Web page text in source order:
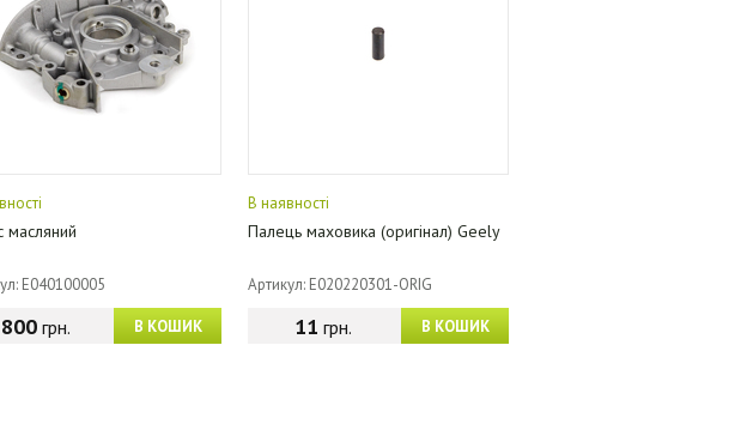
масляний
E040100005
В КОШИК
800грн.
В наявності
Палець маховика (оригінал) Geely
Артикул: E020220301-ORIG
В КОШИК
11 грн.